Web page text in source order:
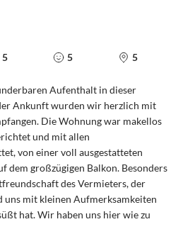
5 5 5
Aufenthalt in dieser
Ankunft wurden wir herzlich mit
Die Wohnung war makellos
und mit allen
von einer voll ausgestatteten
dem großzügigen Balkon. Besonders
des Vermieters, der
mit kleinen Aufmerksamkeiten
hat. Wir haben uns hier wie zu